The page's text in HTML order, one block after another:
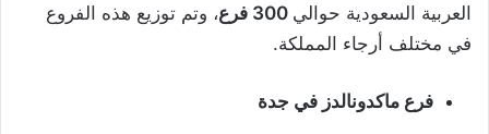
العربية السعودية حوالي
، وتم توزيع هذه الفروع
في مختلف أرجاء المملكة.
فرع ماكدونالدز في جدة